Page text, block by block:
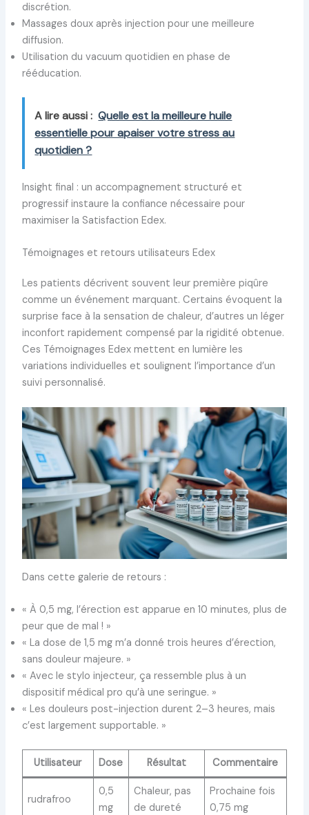
discrétion.
Massages doux après injection pour une meilleure
diffusion.
Utilisation du vacuum quotidien en phase de
rééducation.
A lire aussi : Quelle est la meilleure huile
essentielle pour apaiser votre stress au
quotidien ?
Insight final : un accompagnement structuré et
progressif instaure la confiance nécessaire pour
maximiser la Satisfaction Edex.
Témoignages et retours utilisateurs Edex
Les patients décrivent souvent leur première piqûre
comme un événement marquant. Certains évoquent la
surprise face à la sensation de chaleur, d’autres un léger
inconfort rapidement compensé par la rigidité obtenue.
Ces Témoignages Edex mettent en lumière les
variations individuelles et soulignent l’importance d’un
suivi personnalisé.
Dans cette galerie de retours :
« À 0,5 mg, l’érection est apparue en 10 minutes, plus de
peur que de mal ! »
« La dose de 1,5 mg m’a donné trois heures d’érection,
sans douleur majeure. »
« Avec le stylo injecteur, ça ressemble plus à un
dispositif médical pro qu’à une seringue. »
« Les douleurs post-injection durent 2–3 heures, mais
c’est largement supportable. »
Utilisateur Dose Résultat Commentaire
rudrafroo
0,5
mg
Chaleur, pas
de dureté
Prochaine fois
0,75 mg